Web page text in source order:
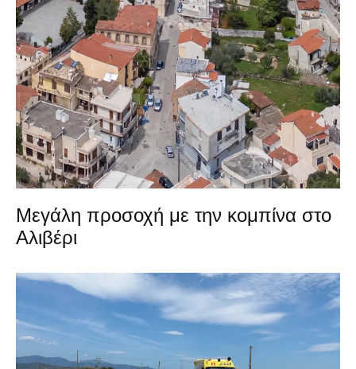
Μεγάλη προσοχή με την κομπίνα στο
Αλιβέρι